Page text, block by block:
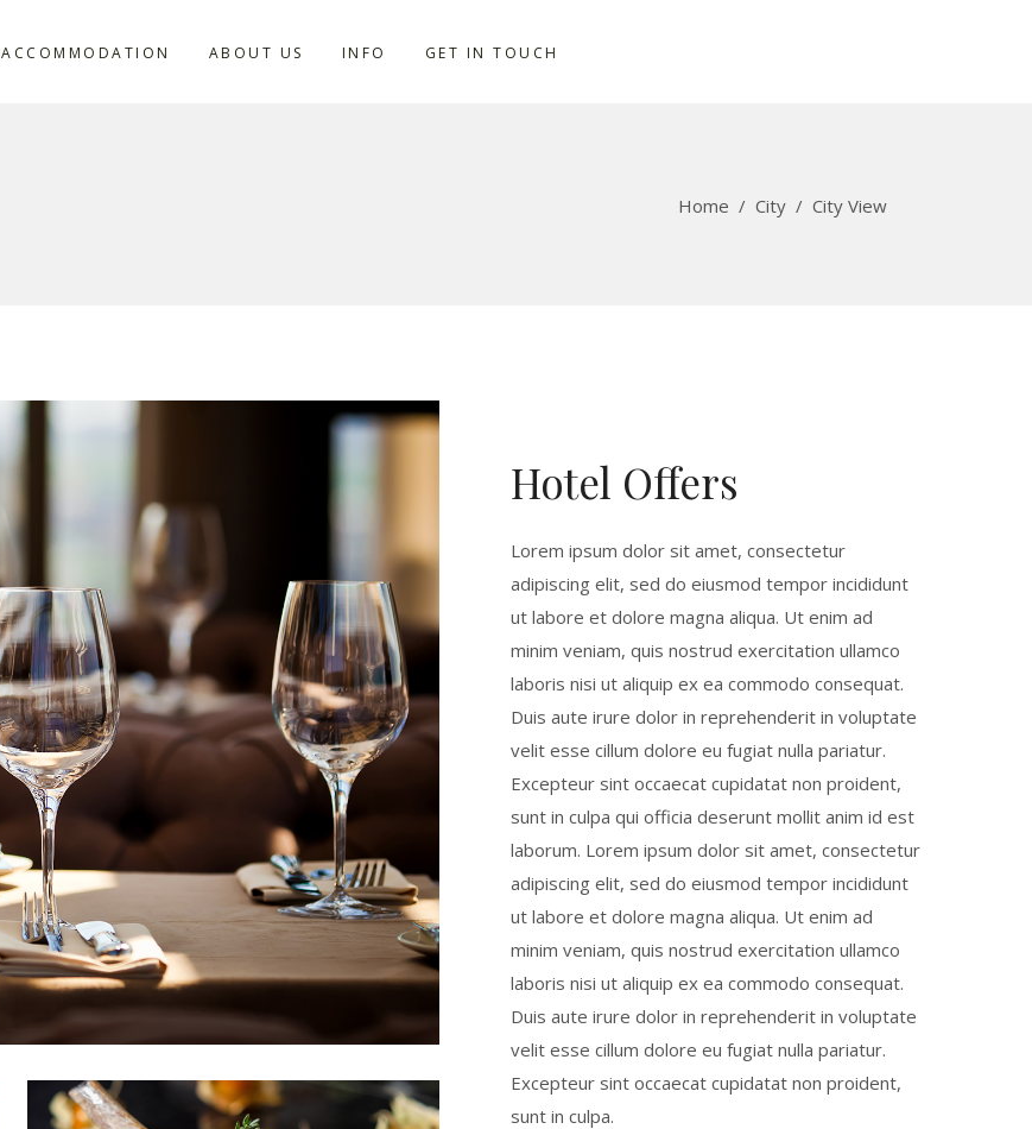
ACCOMMODATION ABOUT US INFO GET IN TOUCH
Home / City / City View
Hotel Offers
Lorem ipsum dolor sit amet, consectetur
adipiscing elit, sed do eiusmod tempor incididunt
ut labore et dolore magna aliqua. Ut enim ad
minim veniam, quis nostrud exercitation ullamco
laboris nisi ut aliquip ex ea commodo consequat.
Duis aute irure dolor in reprehenderit in voluptate
velit esse cillum dolore eu fugiat nulla pariatur.
Excepteur sint occaecat cupidatat non proident,
sunt in culpa qui officia deserunt mollit anim id est
laborum. Lorem ipsum dolor sit amet, consectetur
adipiscing elit, sed do eiusmod tempor incididunt
ut labore et dolore magna aliqua. Ut enim ad
minim veniam, quis nostrud exercitation ullamco
laboris nisi ut aliquip ex ea commodo consequat.
Duis aute irure dolor in reprehenderit in voluptate
velit esse cillum dolore eu fugiat nulla pariatur.
Excepteur sint occaecat cupidatat non proident,
sunt in culpa.